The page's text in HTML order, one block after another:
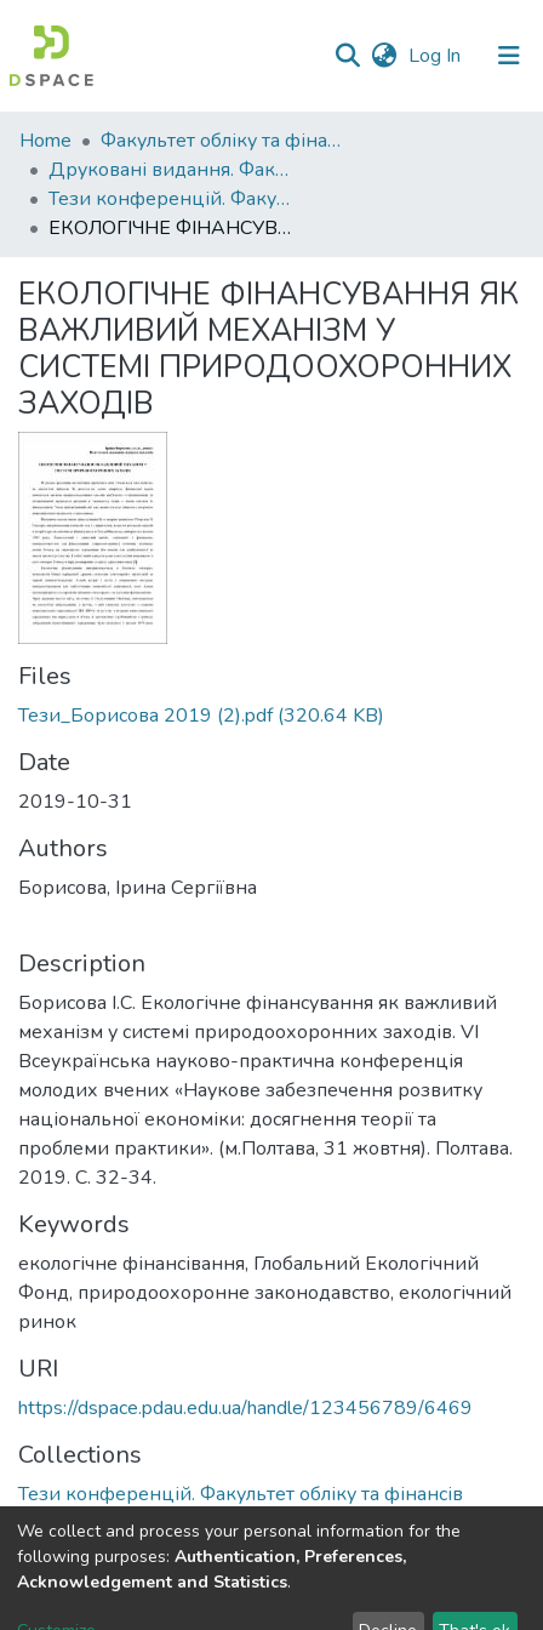
Log In (current)
Communities
&
Collections
All of DSpace
Statistics
Home
Факультет обліку та фінансів
Друковані видання. Факультет обліку та фінансів
Тези конференцій. Факультет обліку та фінансів
ЕКОЛОГІЧНЕ ФІНАНСУВАННЯ ЯК ВАЖЛИВИЙ МЕХАНІЗМ У СИСТЕМІ ПРИРОДООХОРОННИХ ЗАХОДІВ
ЕКОЛОГІЧНЕ ФІНАНСУВАННЯ ЯК
ВАЖЛИВИЙ МЕХАНІЗМ У
СИСТЕМІ ПРИРОДООХОРОННИХ
ЗАХОДІВ
Files
Тези_Борисова 2019 (2).pdf(320.64 KB)
Date
2019-10-31
Authors
Борисова, Ірина Сергіївна
Description
Борисова І.С. Екологічне фінансування як важливий
механізм у системі природоохоронних заходів. VІ
Всеукраїнська науково-практична конференція
молодих вчених «Наукове забезпечення розвитку
національної економіки: досягнення теорії та
проблеми практики». (м.Полтава, 31 жовтня). Полтава.
2019. С. 32-34.
Keywords
екологічне фінансівання, Глобальний Екологічний
Фонд, природоохоронне законодавство, екологічний
ринок
URI
https://dspace.pdau.edu.ua/handle/123456789/6469
Collections
Тези конференцій. Факультет обліку та фінансів
Full item page
DSpace software copyright © 2002-2026 LYRASIS
We collect and process your personal information for the
following purposes: Authentication, Preferences,
Acknowledgement and Statistics.